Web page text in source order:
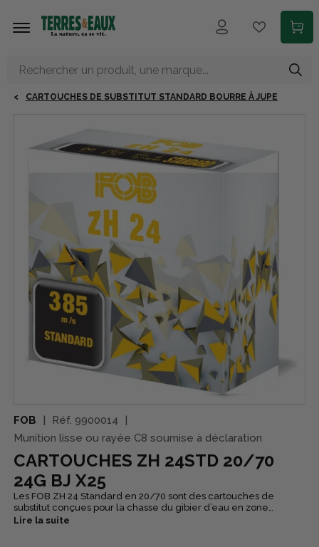
CARTOUCHES DE SUBSTITUT STANDARD BOURRE À JUPE
FOB Réf. 9900014
Munition lisse ou rayée C8 soumise à déclaration
CARTOUCHES ZH 24STD 20/70
24G BJ X25
Les FOB ZH 24 Standard en 20/70 sont des cartouches de
substitut conçues pour la chasse du gibier d’eau en zone
humide, avec une priorité : offrir une munition fiable et
Lire la suite